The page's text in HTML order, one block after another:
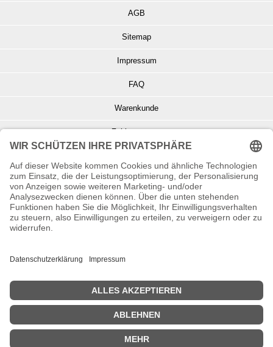
AGB
Sitemap
Impressum
FAQ
Warenkunde
Zahlungsarten
Info zu Elektro- u. Elektronikgeräten
Batterieentsorgung
Informationen zur Echtheit von Kundenbewertungen
© Copyright 2026 Wohnambiente-Shop